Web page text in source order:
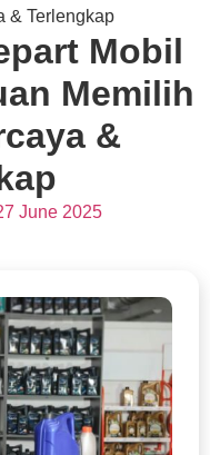
& Terlengkap
Mobil
Memilih
&
June 2025